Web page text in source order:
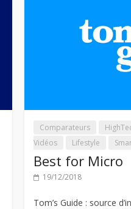
Comparateurs
Vidéos
Lifestyle
Best for Micro
19/12/2018
Tom’s Guide : source